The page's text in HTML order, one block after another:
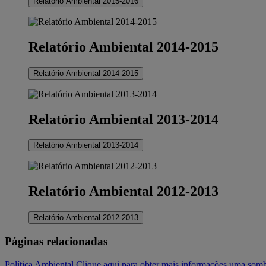
Relatório Ambiental 2014-2015
Relatório Ambiental 2014-2015
Relatório Ambiental 2013-2014
Relatório Ambiental 2013-2014
Relatório Ambiental 2012-2013
Relatório Ambiental 2012-2013
Páginas relacionadas